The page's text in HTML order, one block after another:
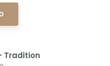
Tradition